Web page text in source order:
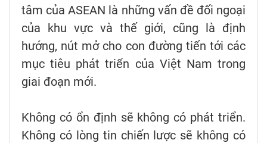
tâm của ASEAN là những vấn đề đối ngoại
của khu vực và thế giới, cũng là định
hướng, nút mở cho con đường tiến tới các
mục tiêu phát triển của Việt Nam trong
giai đoạn mới.
Không có ổn định sẽ không có phát triển.
Không có lòng tin chiến lược sẽ không có